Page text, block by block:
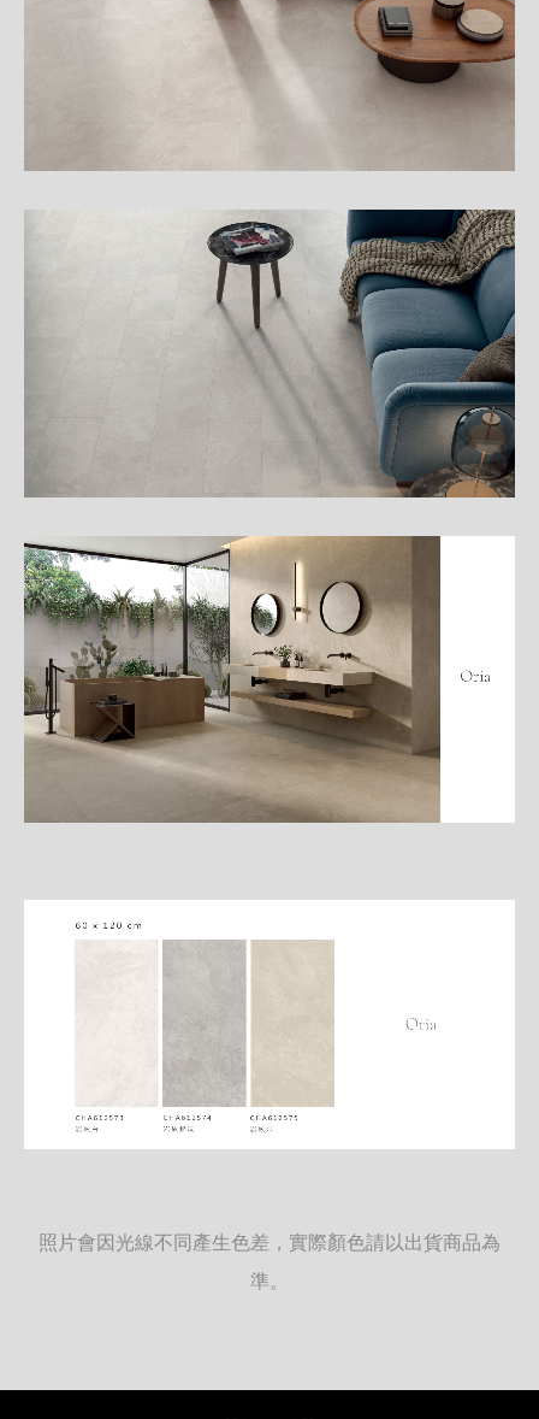
照片會因光線不同產生色差，實際顏色請以出貨商品為
準。